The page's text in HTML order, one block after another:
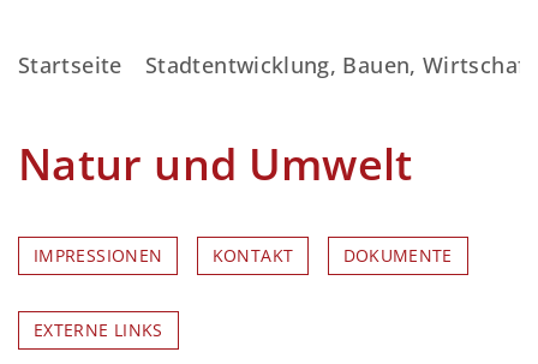
Startseite Stadtentwicklung, Bauen, Wirtschaft
Natur und Umwelt
IMPRESSIONEN KONTAKT DOKUMENTE
EXTERNE LINKS